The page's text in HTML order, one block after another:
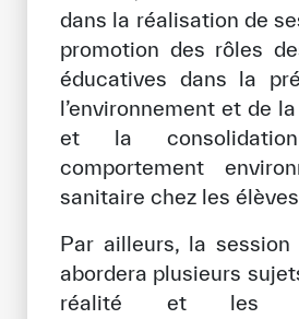
dans la réalisation de
promotion des rôles
éducatives dans la
l’environnement et de
et la
comportement
sanitaire chez les
Par ailleurs, la
abordera plusieurs
réalité et les